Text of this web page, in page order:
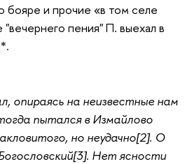
бояре и прочие «в том селе
пения" П. выехал в
опираясь на неизвестные нам
пытался в Измайлово
но неудачно[2]. О
Нет ясности